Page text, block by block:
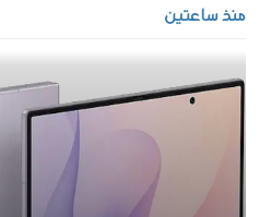
منذ ساعتين